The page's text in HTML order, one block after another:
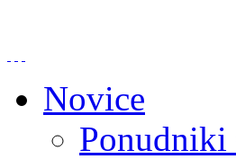
Novice
Ponudniki